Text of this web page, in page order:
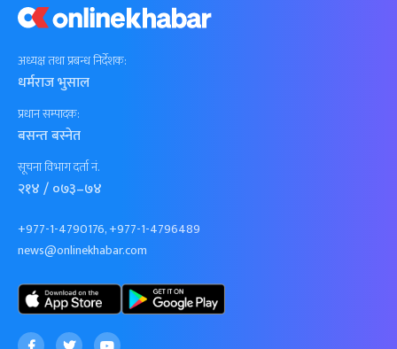
अध्यक्ष तथा प्रबन्ध निर्देशक:
धर्मराज भुसाल
प्रधान सम्पादक:
बसन्त बस्नेत
सूचना विभाग दर्ता नं.
२१४ / ०७३–७४
+977-1-4790176, +977-1-4796489
news@onlinekhabar.com